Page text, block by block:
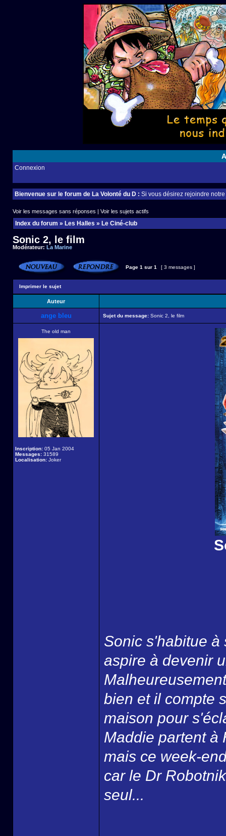
Connexion
Bienvenue sur le forum de La Volonté du D : Si vous désirez rejoindre
Voir les messages sans réponses | Voir les sujets actifs
Index du forum » Les Halles » Le Ciné-club
Sonic 2, le film
Modérateur: La Marine
Page 1 sur 1 [ 3 messages ]
Imprimer le sujet
Auteur
ange bleu Sujet du message: Sonic 2, le film
The old man
Inscription: 05 Jan 2004
Messages: 31589
Localisation: Joker
Sonic s'habitue à
aspire à devenir
bien et il compte
maison pour
Maddie partent à
mais ce week-
car le Dr
seul...